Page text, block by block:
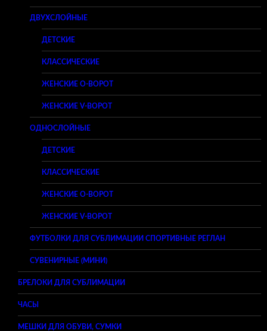
ДВУХСЛОЙНЫЕ
ДЕТСКИЕ
КЛАССИЧЕСКИЕ
ЖЕНСКИЕ O-ВОРОТ
ЖЕНСКИЕ V-ВОРОТ
ОДНОСЛОЙНЫЕ
ДЕТСКИЕ
КЛАССИЧЕСКИЕ
ЖЕНСКИЕ O-ВОРОТ
ЖЕНСКИЕ V-ВОРОТ
ФУТБОЛКИ ДЛЯ СУБЛИМАЦИИ СПОРТИВНЫЕ РЕГЛАН
СУВЕНИРНЫЕ (МИНИ)
БРЕЛОКИ ДЛЯ СУБЛИМАЦИИ
ЧАСЫ
МЕШКИ ДЛЯ ОБУВИ, СУМКИ